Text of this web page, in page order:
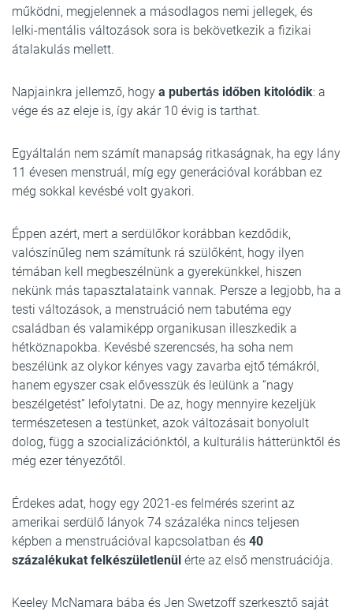
működni, megjelennek a másodlagos nemi jellegek, és
lelki-mentális változások sora is bekövetkezik a fizikai
átalakulás mellett.
Napjainkra jellemző, hogy a pubertás időben kitolódik: a
vége és az eleje is, így akár 10 évig is tarthat.
Egyáltalán nem számít manapság ritkaságnak, ha egy lány
11 évesen menstruál, míg egy generációval korábban ez
még sokkal kevésbé volt gyakori.
Éppen azért, mert a serdülőkor korábban kezdődik,
valószínűleg nem számítunk rá szülőként, hogy ilyen
témában kell megbeszélnünk a gyerekünkkel, hiszen
nekünk más tapasztalataink vannak. Persze a legjobb, ha a
testi változások, a menstruáció nem tabutéma egy
családban és valamiképp organikusan illeszkedik a
hétköznapokba. Kevésbé szerencsés, ha soha nem
beszélünk az olykor kényes vagy zavarba ejtő témákról,
hanem egyszer csak elővesszük és leülünk a “nagy
beszélgetést” lefolytatni. De az, hogy mennyire kezeljük
természetesen a testünket, azok változásait bonyolult
dolog, függ a szocializációnktól, a kulturális hátterünktől és
még ezer tényezőtől.
Érdekes adat, hogy egy 2021-es felmérés szerint az
amerikai serdülő lányok 74 százaléka nincs teljesen
képben a menstruációval kapcsolatban és 40
százalékukat felkészületlenül érte az első menstruációja.
Keeley McNamara bába és Jen Swetzoff szerkesztő saját